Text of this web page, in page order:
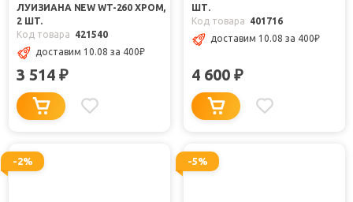
ЛУИЗИАНА NEW WT-260 ХРОМ,
2 ШТ.
Код товара
421540
доставим 10.08 за 400₽
3 514 ₽
ШТ.
Код товара
401716
доставим 10.08 за 400₽
4 600 ₽
-2% -5%